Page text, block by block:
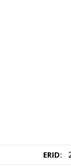
ERID: